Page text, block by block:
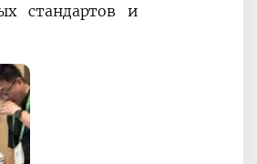
стандартов и